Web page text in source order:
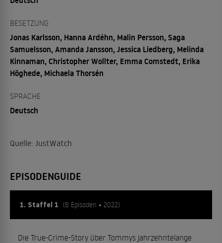
BESETZUNG
Jonas Karlsson, Hanna Ardéhn, Malin Persson, Saga
Samuelsson, Amanda Jansson, Jessica Liedberg, Melinda
Kinnaman, Christopher Wollter, Emma Comstedt, Erika
Höghede, Michaela Thorsén
SPRACHE
Deutsch
Quelle: JustWatch
EPISODENGUIDE
1. Staffel 1 (8 Episoden • 2022)
Die True-Crime-Story über Tommys jahrzehntelange